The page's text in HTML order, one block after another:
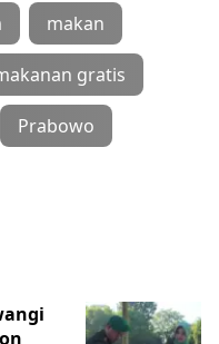
makan
gratis
Prabowo